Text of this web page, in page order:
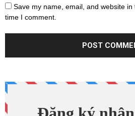
Save my name, email, and website
time I comment.